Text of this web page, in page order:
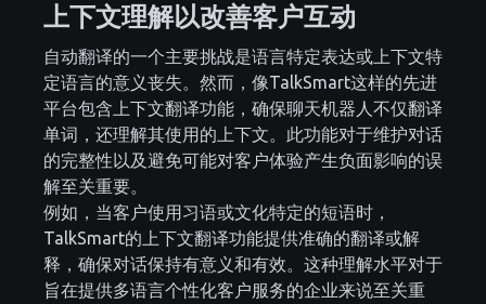
上下文理解以改善客户互动
自动翻译的一个主要挑战是语言特定表达或上下文特
定语言的意义丧失。然而，像TalkSmart这样的先进
平台包含上下文翻译功能，确保聊天机器人不仅翻译
单词，还理解其使用的上下文。此功能对于维护对话
的完整性以及避免可能对客户体验产生负面影响的误
解至关重要。
例如，当客户使用习语或文化特定的短语时，
TalkSmart的上下文翻译功能提供准确的翻译或解
释，确保对话保持有意义和有效。这种理解水平对于
旨在提供多语言个性化客户服务的企业来说至关重